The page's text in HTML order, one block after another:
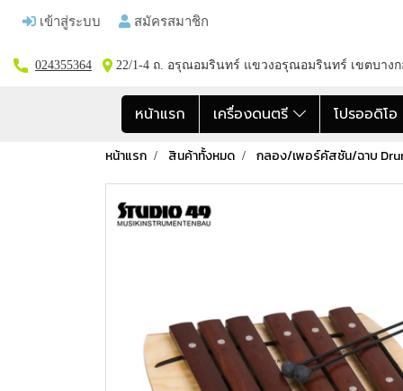
เข้าสู่ระบบ สมัครสมาชิก
024355364 22/1-4 ถ. อรุณอมรินทร์ แขวงอรุณอมรินทร์ เขตบางก
หน้าแรก เครื่องดนตรี โปรออดิโอ
หน้าแรก สินค้าทั้งหมด กลอง/เพอร์คัสชัน/ฉาบ